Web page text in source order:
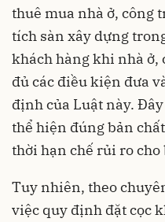
thuê mua nhà ở, công
tích sàn xây dựng
khách hàng khi nhà ở,
đủ các điều kiện đưa
định của Luật này.
thể hiện đúng bản
thời hạn chế rủi ro
Tuy nhiên, theo
việc quy định đặt cọc